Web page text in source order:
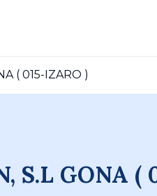
( 015-IZARO )
S.L GONA (